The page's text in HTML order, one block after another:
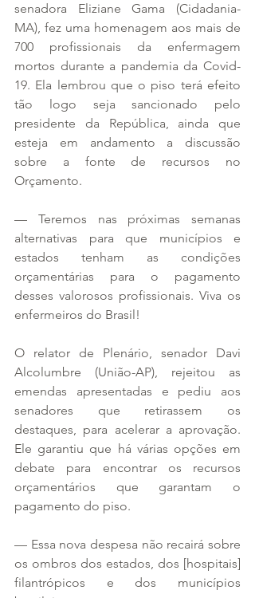
senadora Eliziane Gama (Cidadania-
MA), fez uma homenagem aos mais de
700 profissionais da enfermagem
mortos durante a pandemia da Covid-
19. Ela lembrou que o piso terá efeito
tão logo seja sancionado pelo
presidente da República, ainda que
esteja em andamento a discussão
sobre a fonte de recursos no
Orçamento.
— Teremos nas próximas semanas
alternativas para que municípios e
estados tenham as condições
orçamentárias para o pagamento
desses valorosos profissionais. Viva os
enfermeiros do Brasil!
O relator de Plenário, senador Davi
Alcolumbre (União-AP), rejeitou as
emendas apresentadas e pediu aos
senadores que retirassem os
destaques, para acelerar a aprovação.
Ele garantiu que há várias opções em
debate para encontrar os recursos
orçamentários que garantam o
pagamento do piso.
— Essa nova despesa não recairá sobre
os ombros dos estados, dos [hospitais]
filantrópicos e dos municípios